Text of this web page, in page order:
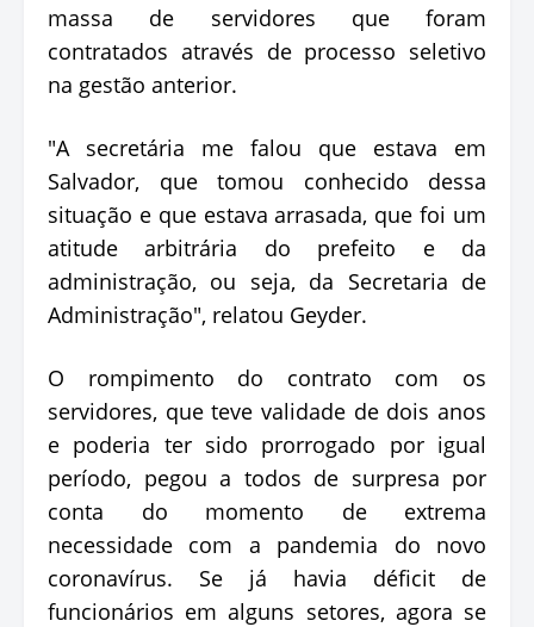
massa de servidores que foram
contratados através de processo seletivo
na gestão anterior.
"A secretária me falou que estava em
Salvador, que tomou conhecido dessa
situação e que estava arrasada, que foi um
atitude arbitrária do prefeito e da
administração, ou seja, da Secretaria de
Administração", relatou Geyder.
O rompimento do contrato com os
servidores, que teve validade de dois anos
e poderia ter sido prorrogado por igual
período, pegou a todos de surpresa por
conta do momento de extrema
necessidade com a pandemia do novo
coronavírus. Se já havia déficit de
funcionários em alguns setores, agora se